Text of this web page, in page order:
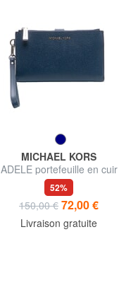
MICHAEL KORS
ADELE portefeuille en cuir
52%
150,00 € 72,00 €
Livraison gratuite